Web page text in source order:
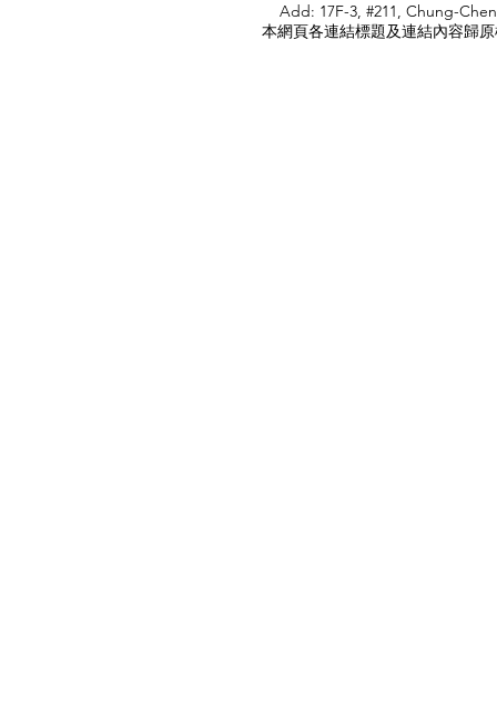
Add: 17F-3, #211, Chung-
本網頁各連結標題及連結內容歸